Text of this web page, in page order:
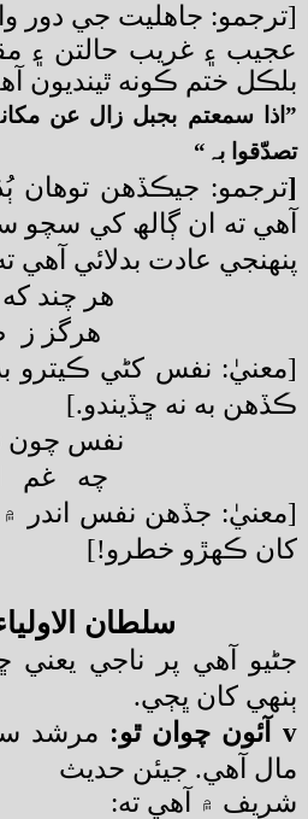
[ترجمو: جاهليت جي دور
عجيب ۽ غريب حالتن ۽
بلڪل ختم ڪونه ٿينديون
” اذا سمعتم بجبل زال عن
تصدّقوا بہ “
[ترجمو: جيڪڏهن توهان
آهي ته ان ڳالھ کي سچو
پنهنجي عادت بدلائي
هر چند
هرگز ز
[معنيٰ: نفس کڻي ڪيترو
ڪڏهن به نه ڇڏيندو.]
نفس چون
چه غم
[معنيٰ: جڏهن نفس اندر ۾
کان ڪهڙو خطرو!]
سلطان الاولياء
جڻيو آهي پر ناجي يعني
ٻنهي کان ڀڄي.
v
آئون چوان ٿو: مرشد
مال آهي. جيئن حديث
شريف ۾ آهي ته: